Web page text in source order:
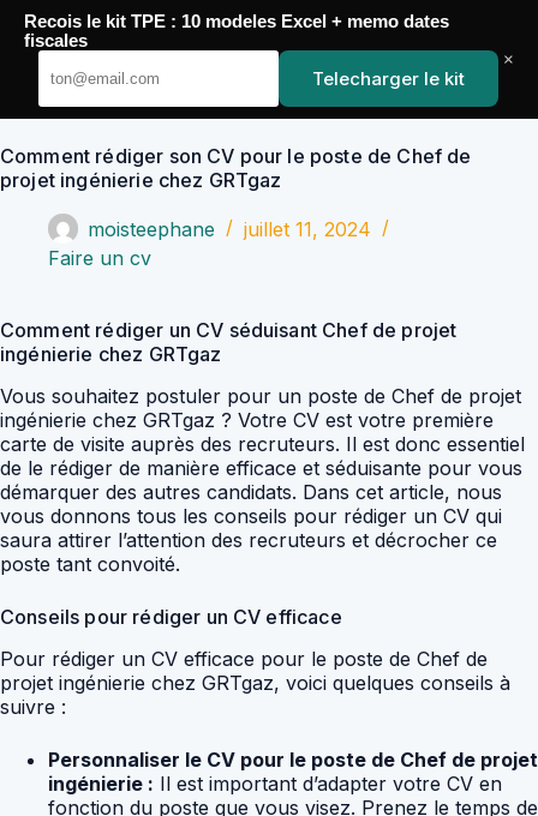
Passer
contenu
YoupiJobs
Comment rédiger son CV pour le poste de Chef de
projet ingénierie chez GRTgaz
moisteephane
juillet 11, 2024
Faire un cv
Comment rédiger un CV séduisant Chef de projet
ingénierie chez GRTgaz
Vous souhaitez postuler pour un poste de Chef de projet
ingénierie chez GRTgaz ? Votre CV est votre première
carte de visite auprès des recruteurs. Il est donc essentiel
de le rédiger de manière efficace et séduisante pour vous
démarquer des autres candidats. Dans cet article, nous
vous donnons tous les conseils pour rédiger un CV qui
saura attirer l’attention des recruteurs et décrocher ce
poste tant convoité.
Conseils pour rédiger un CV efficace
Pour rédiger un CV efficace pour le poste de Chef de
projet ingénierie chez GRTgaz, voici quelques conseils à
suivre :
Personnaliser le CV pour le poste de Chef de projet
ingénierie : Il est important d’adapter votre CV en
fonction du poste que vous visez. Prenez le temps de
Recois le kit TPE : 10 modeles Excel + memo dates
fiscales
Telecharger le kit
×